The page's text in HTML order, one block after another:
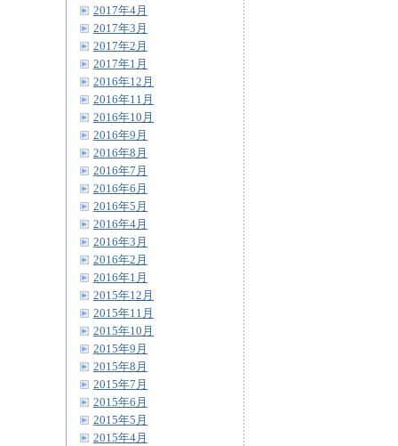
2017年4月
2017年3月
2017年2月
2017年1月
2016年12月
2016年11月
2016年10月
2016年9月
2016年8月
2016年7月
2016年6月
2016年5月
2016年4月
2016年3月
2016年2月
2016年1月
2015年12月
2015年11月
2015年10月
2015年9月
2015年8月
2015年7月
2015年6月
2015年5月
2015年4月